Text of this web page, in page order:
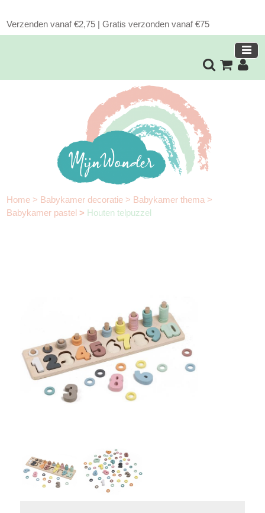
Verzenden vanaf €2,75 | Gratis verzonden vanaf €75
Home > Babykamer decoratie > Babykamer thema >
Babykamer pastel> Houten telpuzzel